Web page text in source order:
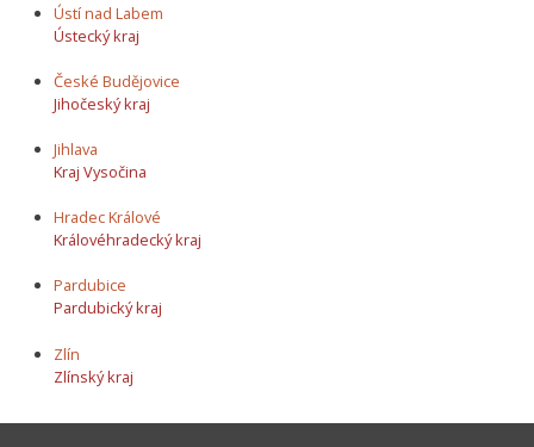
Ústí nad Labem
Ústecký kraj
České Budějovice
Jihočeský kraj
Jihlava
Kraj Vysočina
Hradec Králové
Královéhradecký kraj
Pardubice
Pardubický kraj
Zlín
Zlínský kraj